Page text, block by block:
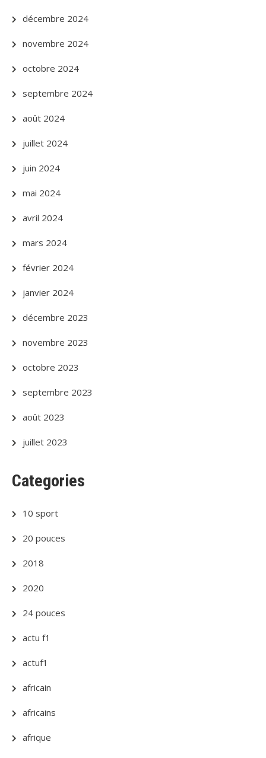
décembre 2024
novembre 2024
octobre 2024
septembre 2024
août 2024
juillet 2024
juin 2024
mai 2024
avril 2024
mars 2024
février 2024
janvier 2024
décembre 2023
novembre 2023
octobre 2023
septembre 2023
août 2023
juillet 2023
Categories
10 sport
20 pouces
2018
2020
24 pouces
actu f1
actuf1
africain
africains
afrique